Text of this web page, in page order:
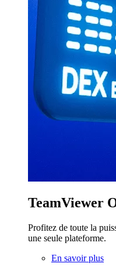
TeamViewer
Profitez de toute la
une seule plateforme.
En savoir plus